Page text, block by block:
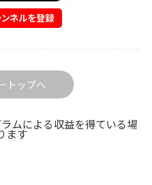
トップへ
ムによる収益を得ている場
ます